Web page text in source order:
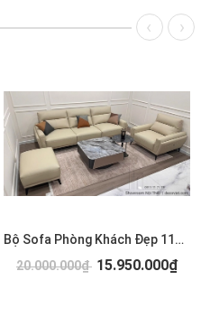
Bộ Sofa Phòng Khách Đẹp 1179T
20.000.000₫ 15.950.000₫